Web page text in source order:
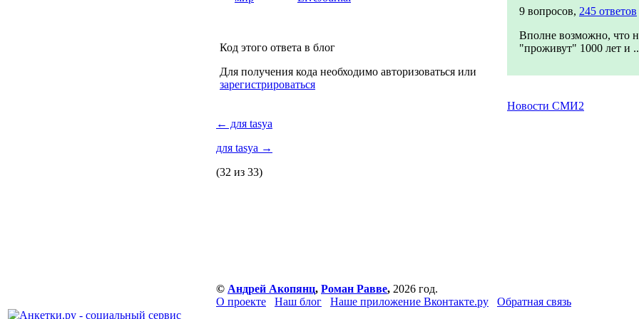
Код этого ответа в блог
Для получения кода необходимо авторизоваться или
зарегистрироваться
← для tasya
для tasya →
(32 из 33)
9 вопросов, 245 ответов
Вполне возможно, что
"проживут" 1000 лет и
Новости СМИ2
© Андрей Акопянц, Роман Равве, 2026 год.
О проекте
Наш блог Наше приложение Вконтакте.ру Обратная связь